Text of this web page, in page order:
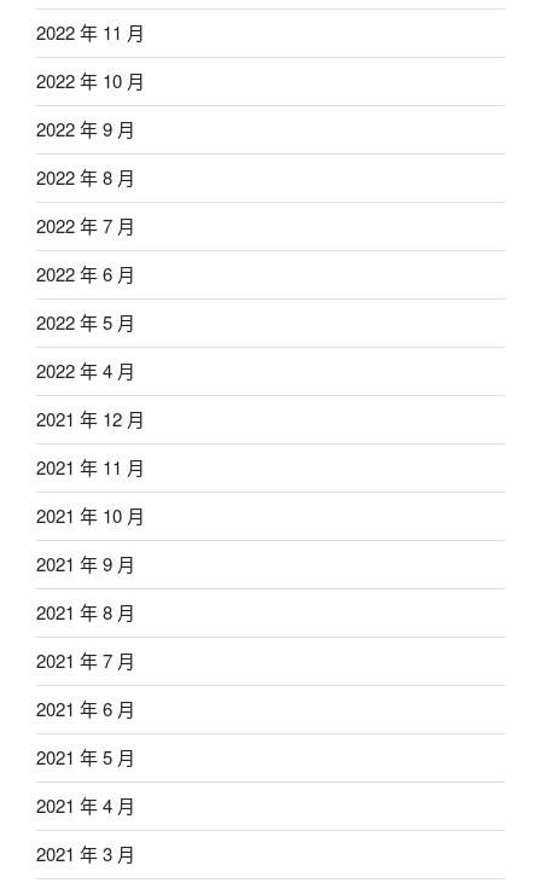
2022 年 11 月
2022 年 10 月
2022 年 9 月
2022 年 8 月
2022 年 7 月
2022 年 6 月
2022 年 5 月
2022 年 4 月
2021 年 12 月
2021 年 11 月
2021 年 10 月
2021 年 9 月
2021 年 8 月
2021 年 7 月
2021 年 6 月
2021 年 5 月
2021 年 4 月
2021 年 3 月